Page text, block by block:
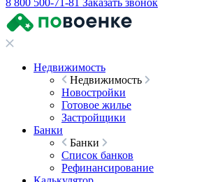
8 800 500-71-81 Заказать звонок
Недвижимость
Недвижимость
Новостройки
Готовое жилье
Застройщики
Банки
Банки
Список банков
Рефинансирование